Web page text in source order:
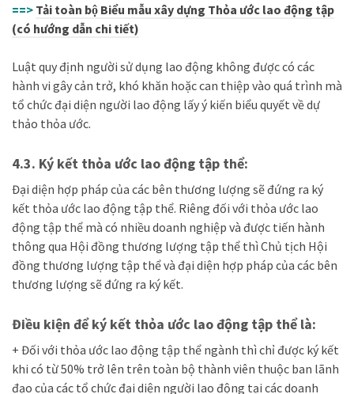
==> Tải toàn bộ Biểu mẫu xây dựng Thỏa ước lao động tập
(có hướng dẫn chi tiết)
Luật quy định người sử dụng lao động không được có các
hành vi gây cản trở, khó khăn hoặc can thiệp vào quá trình mà
tổ chức đại diện người lao động lấy ý kiến biểu quyết về dự
thảo thỏa ước.
4.3. Ký kết thỏa ước lao động tập thể:
Đại diện hợp pháp của các bên thương lượng sẽ đứng ra ký
kết thỏa ước lao động tập thể. Riêng đối với thỏa ước lao
động tập thể mà có nhiều doanh nghiệp và được tiến hành
thông qua Hội đồng thương lượng tập thể thì Chủ tịch Hội
đồng thương lượng tập thể và đại diện hợp pháp của các bên
thương lượng sẽ đứng ra ký kết.
Điều kiện để ký kết thỏa ước lao động tập thể là:
+ Đối với thỏa ước lao động tập thể ngành thì chỉ được ký kết
khi có từ 50% trở lên trên toàn bộ thành viên thuộc ban lãnh
đạo của các tổ chức đại diện người lao động tại các doanh